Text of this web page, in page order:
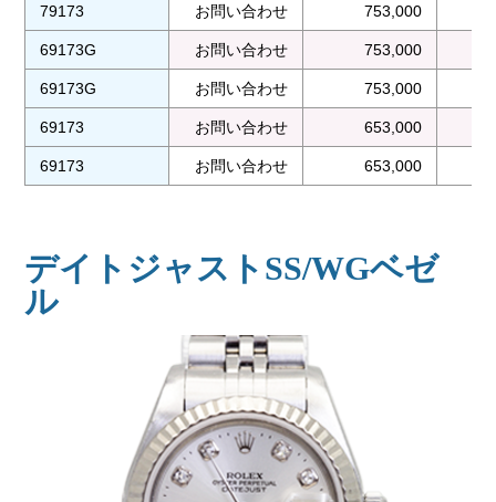
79173 お問い合わせ 753,000
69173G お問い合わせ 753,000
69173G お問い合わせ 753,000
69173 お問い合わせ 653,000
69173 お問い合わせ 653,000
デイトジャストSS/WGベゼ
ル